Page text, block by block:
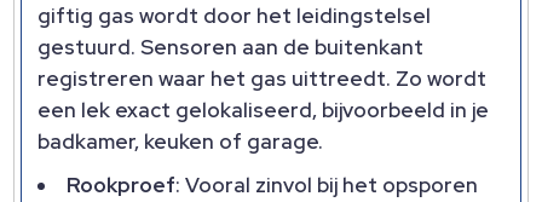
giftig gas wordt door het leidingstelsel
gestuurd. Sensoren aan de buitenkant
registreren waar het gas uittreedt. Zo wordt
een lek exact gelokaliseerd, bijvoorbeeld in je
badkamer, keuken of garage.
Rookproef: Vooral zinvol bij het opsporen